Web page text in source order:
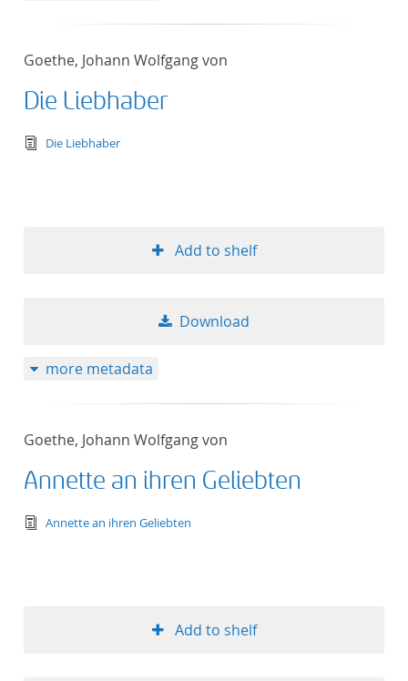
Goethe, Johann Wolfgang von
Die Liebhaber
text/tg.edition+tg.aggregation+xml
Die Liebhaber
Add to shelf
Download
more metadata
Goethe, Johann Wolfgang von
Annette an ihren Geliebten
text/tg.edition+tg.aggregation+xml
Annette an ihren Geliebten
Add to shelf